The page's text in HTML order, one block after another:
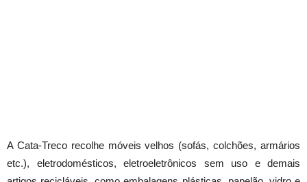
A Cata-Treco recolhe móveis velhos (sofás, colchões, armários
etc.), eletrodomésticos, eletroeletrônicos sem uso e demais